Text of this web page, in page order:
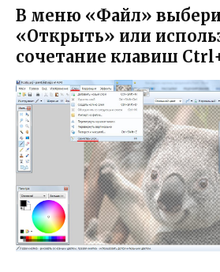
В меню «Файл»
«Открыть» или
сочетание клавиш